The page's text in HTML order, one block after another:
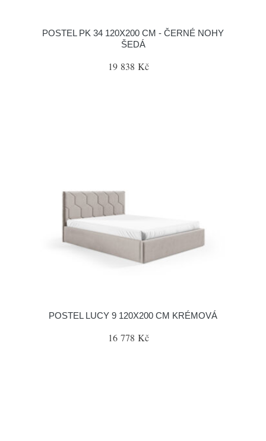
POSTEL PK 34 120X200 CM - ČERNÉ NOHY
ŠEDÁ
19 838 Kč
POSTEL LUCY 9 120X200 CM KRÉMOVÁ
16 778 Kč